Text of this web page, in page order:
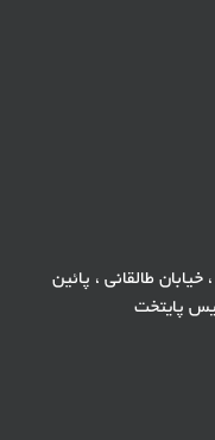
طالقانی ، پائین